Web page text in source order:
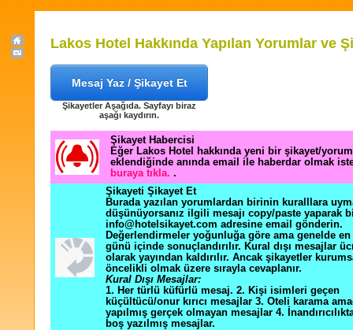
Lakos Hotel Hakkında Yapılan Yorumlar ve
Mesaj Yaz / Şikayet Et
Şikayetler Aşağıda. Sayfayı biraz
aşağı kaydırın.
Şikayet Habercisi
Eğer Lakos Hotel hakkında yeni bir şikayet/yorum
eklendiğinde anında email ile haberdar olmak
buraya tıkla. .
Şikayeti Şikayet Et
Burada yazılan yorumlardan birinin kuralllara
düşünüyorsanız ilgili mesajı copy/paste yaparak
info@hotelsikayet.com adresine email gönderin.
Değerlendirmeler yoğunluğa göre ama genelde
günü içinde sonuçlandırılır. Kural dışı mesajlar
olarak yayından kaldırılır. Ancak şikayetler
öncelikli olmak üzere sırayla cevaplanır.
Kural Dışı Mesajlar:
1. Her türlü küfürlü mesaj. 2. Kişi isimleri geçen
küçültücü/onur kırıcı mesajlar 3. Oteli karama
yapılmış gerçek olmayan mesajlar 4.
boş yazılmış mesajlar.